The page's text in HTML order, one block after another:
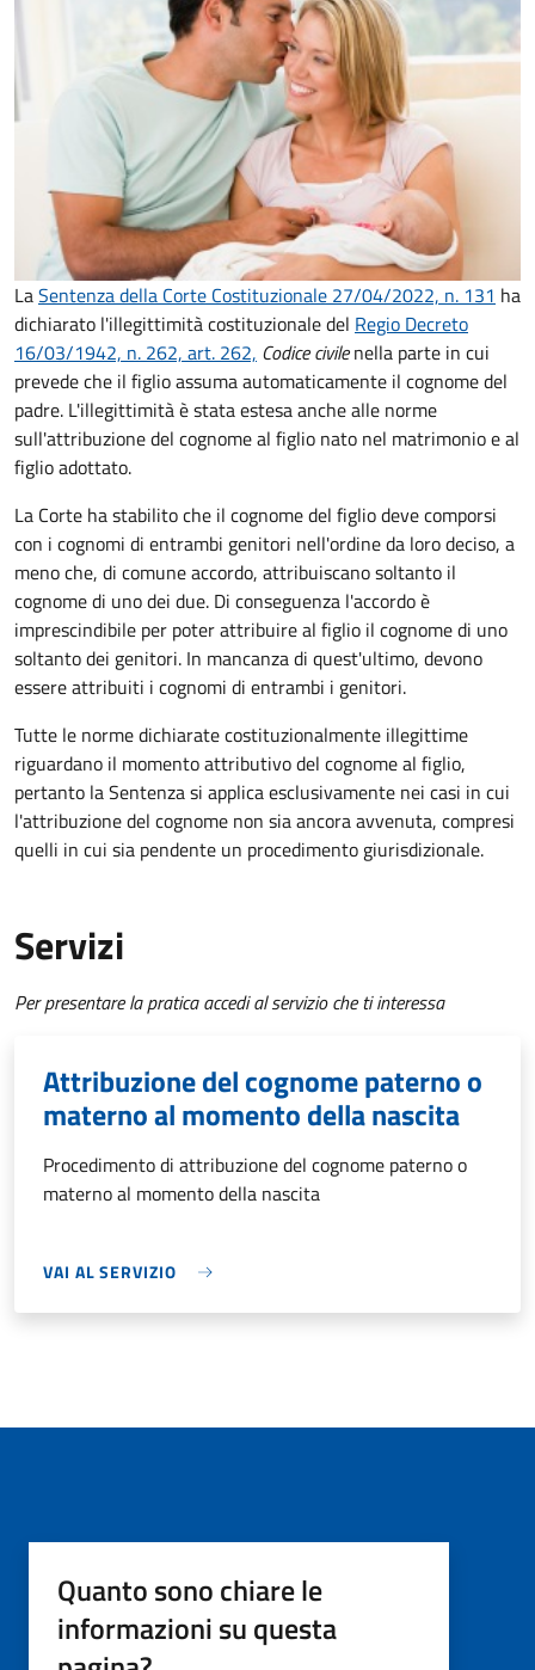
LaSentenza della Corte Costituzionale 27/04/2022, n. 131 ha
dichiarato l'illegittimità costituzionale del Regio Decreto
16/03/1942, n. 262, art. 262, Codice civilenella parte in cui
prevede che il figlio assuma automaticamente il cognome del
padre. L'illegittimità è stata estesa anche alle norme
sull'attribuzione del cognome al figlio nato nel matrimonio e al
figlio adottato.
La Corte ha stabilito che il cognome del figlio deve comporsi
con i cognomi di entrambi genitori nell'ordine da loro deciso, a
meno che, di comune accordo, attribuiscano soltanto il
cognome di uno dei due. Di conseguenza l'accordo è
imprescindibile per poter attribuire al figlio il cognome di uno
soltanto dei genitori. In mancanza di quest'ultimo, devono
essere attribuiti i cognomi di entrambi i genitori.
Tutte le norme dichiarate costituzionalmente illegittime
riguardano il momento attributivo del cognome al figlio,
pertanto la Sentenza si applica esclusivamente nei casi in cui
l'attribuzione del cognome non sia ancora avvenuta, compresi
quelli in cui sia pendente un procedimento giurisdizionale.
Servizi
Per presentare la pratica accedi al servizio che ti interessa
Attribuzione del cognome paterno o
materno al momento della nascita
Procedimento di attribuzione del cognome paterno o
materno al momento della nascita
VAI AL SERVIZIO
Quanto sono chiare le
informazioni su questa